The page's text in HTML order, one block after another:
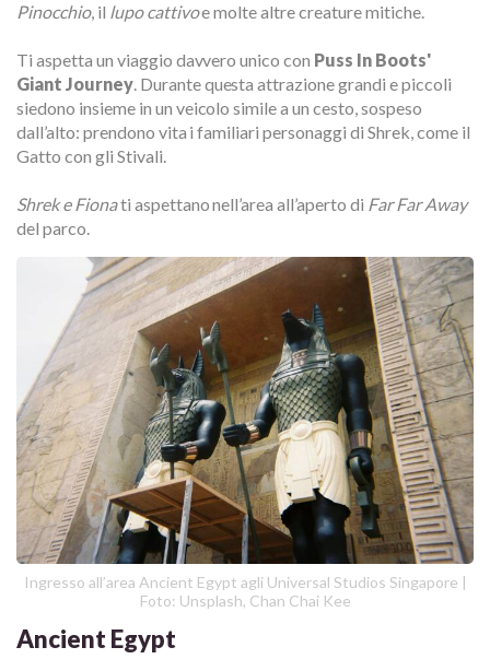
Pinocchio, il lupo cattivoe molte altre creature mitiche.
Ti aspetta un viaggio davvero unico con Puss In Boots'
Giant Journey. Durante questa attrazione grandi e piccoli
siedono insieme in un veicolo simile a un cesto, sospeso
dall’alto: prendono vita i familiari personaggi di Shrek, come il
Gatto con gli Stivali.
Shrek e Fionati aspettano nell’area all’aperto di Far Far Away
del parco.
Ingresso all’area Ancient Egypt agli Universal Studios Singapore |
Foto: Unsplash, Chan Chai Kee
Ancient Egypt